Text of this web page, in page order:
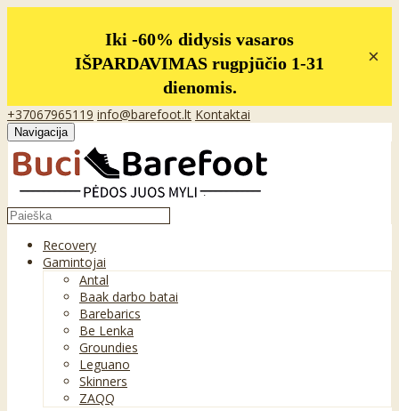
Iki -60% didysis vasaros
IŠPARDAVIMAS rugpjūčio 1-31
dienomis.
×
+37067965119 info@barefoot.lt Kontaktai
Navigacija
Recovery
Gamintojai
Antal
Baak darbo batai
Barebarics
Be Lenka
Groundies
Leguano
Skinners
ZAQQ